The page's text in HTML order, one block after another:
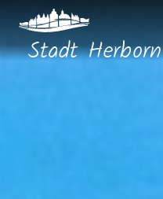
StadtHerborn